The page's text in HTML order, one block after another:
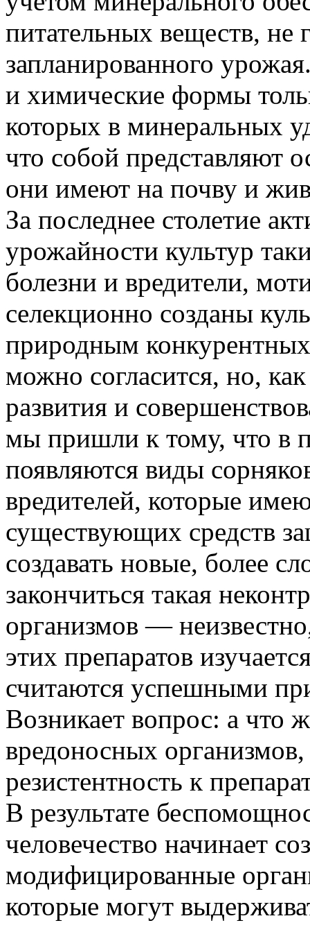
питательных веществ, не
запланированного
и химические формы
которых в минеральных
что собой представляют
они имеют на почву и
За последнее столетие
урожайности культур
болезни и вредители,
селекционно созданы
природным
можно согласится, но,
развития и
мы пришли к тому, что в
появляются виды
вредителей, которые
существующих средств
создавать новые, более
закончиться такая
организмов —
этих препаратов
считаются успешными
Возникает вопрос: а что
вредоносных
резистентность к
В результате
человечество начинает
модифицированные
которые могут